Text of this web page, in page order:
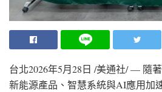
台北2026年5月28日 /美通社/ — 隨著
新能源產品、智慧系統與AI應用加